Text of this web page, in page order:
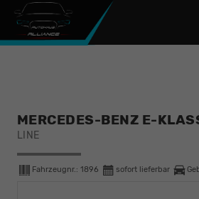
MERCEDES-BENZ E-
LINE
Fahrzeugnr.: 1896 sofort lieferbar